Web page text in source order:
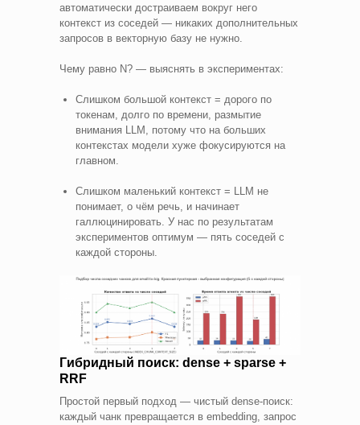
автоматически достраиваем вокруг него
контекст из соседей — никаких дополнительных
запросов в векторную базу не нужно.
Чему равно N? — выяснять в экспериментах:
Слишком большой контекст = дорого по
токенам, долго по времени, размытие
внимания LLM, потому что на больших
контекстах модели хуже фокусируются на
главном.
Слишком маленький контекст = LLM не
понимает, о чём речь, и начинает
галлюцинировать. У нас по результатам
экспериментов оптимум — пять соседей с
каждой стороны.
Гибридный поиск: dense + sparse +
RRF
Простой первый подход — чистый dense-поиск:
каждый чанк превращается в embedding, запрос